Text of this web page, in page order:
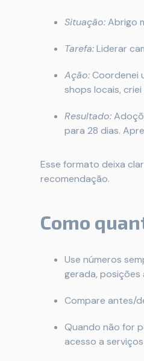
Situação:Abrigo
Tarefa:Liderar
Ação:Coordenei
shops locais,
Resultado:
para 28 dias.
Esse formato deixa
recomendação.
Como
Use números
gerada, posições
Compare antes/
Quando não for
acesso a